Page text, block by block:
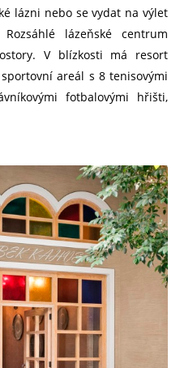
lázni nebo se vydat na výlet
lázeňské centrum
V blízkosti má resort
areál s 8 tenisovými
fotbalovými hřišti,